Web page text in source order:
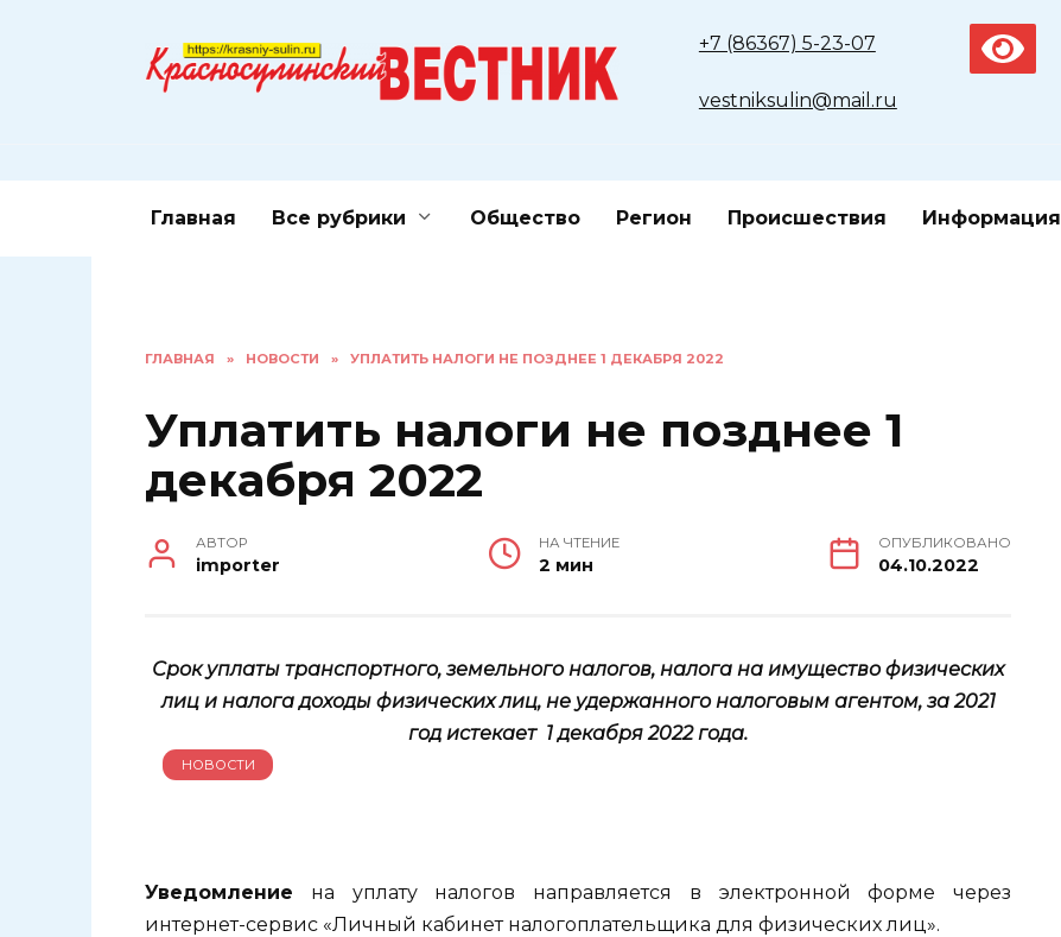
+7 (86367) 5-23-07
vestniksulin@mail.ru
Главная Все рубрики Общество Регион Происшествия Информация
ГЛАВНАЯ » НОВОСТИ » УПЛАТИТЬ НАЛОГИ НЕ ПОЗДНЕЕ 1 ДЕКАБРЯ 2022
Уплатить налоги не позднее 1
декабря 2022
АВТОР
importer
НА ЧТЕНИЕ
2 мин
ОПУБЛИКОВАНО
04.10.2022
Срок уплаты транспортного, земельного налогов, налога на имущество физических
лиц и налога доходы физических лиц, не удержанного налоговым агентом, за 2021
год истекает 1 декабря 2022 года.
НОВОСТИ
Уведомление на уплату налогов направляется в электронной форме через
интернет-сервис «Личный кабинет налогоплательщика для физических лиц».